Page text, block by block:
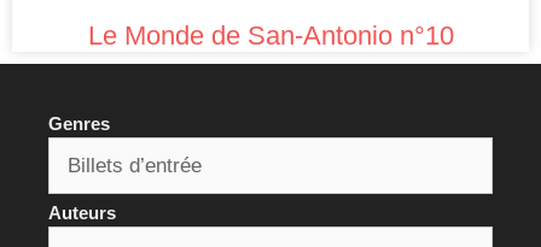
Le Monde de San-Antonio n°10
Genres
Auteurs